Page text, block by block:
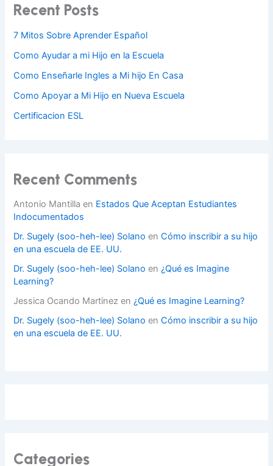
Recent Posts
7 Mitos Sobre Aprender Español
Como Ayudar a mi Hijo en la Escuela
Como Enseñarle Ingles a Mi hijo En Casa
Como Apoyar a Mi Hijo en Nueva Escuela
Certificacion ESL
Recent Comments
Antonio Mantilla en Estados Que Aceptan Estudiantes
Indocumentados
Dr. Sugely (soo-heh-lee) Solano enCómo inscribir a su hijo
en una escuela de EE. UU.
Dr. Sugely (soo-heh-lee) Solano en¿Qué es Imagine
Learning?
Jessica Ocando Martinez en¿Qué es Imagine Learning?
Dr. Sugely (soo-heh-lee) Solano enCómo inscribir a su hijo
en una escuela de EE. UU.
Categories